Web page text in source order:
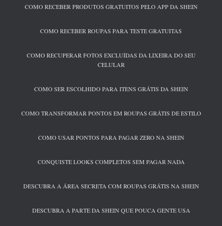
COMO RECEBER PRODUTOS GRATUITOS PELO APP DA SHEIN
COMO RECEBER ROUPAS PARA TESTE GRATUITAS
COMO RECUPERAR FOTOS EXCLUÍDAS DA LIXEIRA DO SEU
CELULAR
COMO SER ESCOLHIDO PARA ITENS GRÁTIS DA SHEIN
COMO TRANSFORMAR PONTOS EM ROUPAS GRÁTIS DE ESTILO
COMO USAR PONTOS PARA PAGAR ZERO NA SHEIN
CONQUISTE LOOKS COMPLETOS SEM PAGAR NADA
DESCUBRA A ÁREA SECRETA COM ROUPAS GRÁTIS NA SHEIN
DESCUBRA A PARTE DA SHEIN QUE POUCA GENTE USA